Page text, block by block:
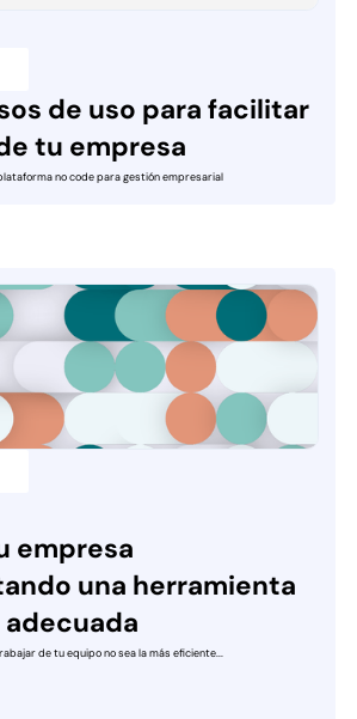
de uso para facilitar
tu empresa
no code para gestión empresarial
empresa
una herramienta
de tu equipo no sea la más eficiente...